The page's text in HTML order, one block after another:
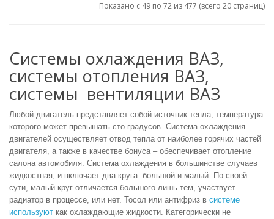
Показано с 49 по 72 из 477 (всего 20 страниц)
Системы охлаждения ВАЗ,
системы отопления ВАЗ,
системы вентиляции ВАЗ
Любой двигатель представляет собой источник тепла, температура
которого может превышать сто градусов. Система охлаждения
двигателей осуществляет отвод тепла от наиболее горячих частей
двигателя, а также в качестве бонуса – обеспечивает отопление
салона автомобиля. Система охлаждения в большинстве случаев
жидкостная, и включает два круга: большой и малый. По своей
сути, малый круг отличается большого лишь тем, участвует
радиатор в процессе, или нет. Тосол или антифриз в системе
используют как охлаждающие жидкости. Категорически не